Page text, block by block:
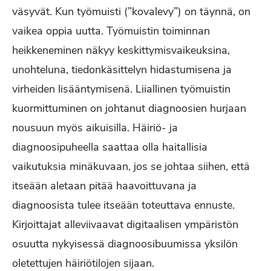
väsyvät. Kun työmuisti (”kovalevy”) on täynnä, on
vaikea oppia uutta. Työmuistin toiminnan
heikkeneminen näkyy keskittymisvaikeuksina,
unohteluna, tiedonkäsittelyn hidastumisena ja
virheiden lisääntymisenä. Liiallinen työmuistin
kuormittuminen on johtanut diagnoosien hurjaan
nousuun myös aikuisilla. Häiriö- ja
diagnoosipuheella saattaa olla haitallisia
vaikutuksia minäkuvaan, jos se johtaa siihen, että
itseään aletaan pitää haavoittuvana ja
diagnoosista tulee itseään toteuttava ennuste.
Kirjoittajat alleviivaavat digitaalisen ympäristön
osuutta nykyisessä diagnoosibuumissa yksilön
oletettujen häiriötilojen sijaan.